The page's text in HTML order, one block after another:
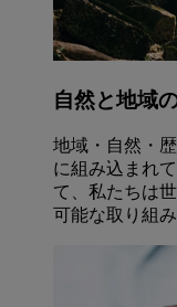
自然と地域
地域・自然・
に組み込まれ
て、私たちは
可能な取り組